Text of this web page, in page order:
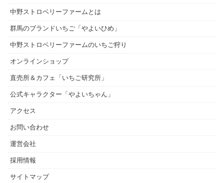
中野ストロベリーファームとは
群馬のブランドいちご「やよいひめ」
中野ストロベリーファームのいちご狩り
オンラインショップ
直売所＆カフェ「いちご研究所」
公式キャラクター「やよいちゃん」
アクセス
お問い合わせ
運営会社
採用情報
サイトマップ